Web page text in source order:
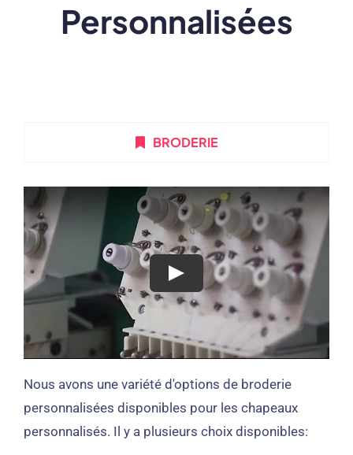
Personnalisées
BRODERIE
Nous avons une variété d'options de broderie
personnalisées disponibles pour les chapeaux
personnalisés. Il y a plusieurs choix disponibles: